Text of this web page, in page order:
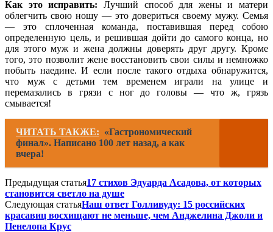
Как это исправить: Лучший способ для жены и матери
облегчить свою ношу — это довериться своему мужу. Семья
— это сплоченная команда, поставившая перед собою
определенную цель, и решившая дойти до самого конца, но
для этого муж и жена должны доверять друг другу. Кроме
того, это позволит жене восстановить свои силы и немножко
побыть наедине. И если после такого отдыха обнаружится,
что муж с детьми тем временем играли на улице и
перемазались в грязи с ног до головы — что ж, грязь
смывается!
ЧИТАТЬ ТАКЖЕ: «Гастрономический
финал». Написано 100 лет назад, а как
вчера!
Предыдущая статья17 стихов Эдуарда Асадова, от которых
становится светло на душе
Следующая статьяНаш ответ Голливуду: 15 российских
красавиц восхищают не меньше, чем Анджелина Джоли и
Пенелопа Крус